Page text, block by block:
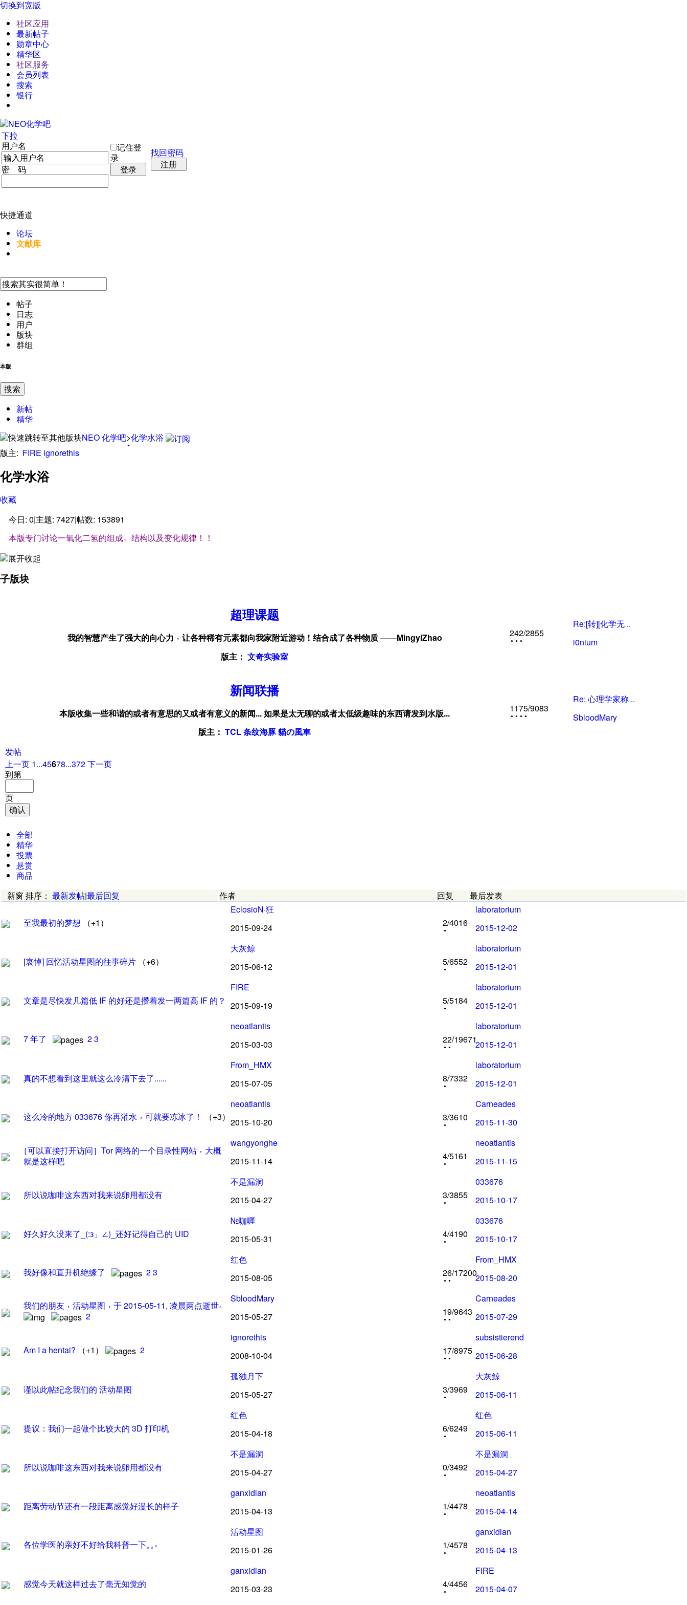
切换到宽版
社区应用
最新帖子
勋章中心
精华区
社区服务
会员列表
搜索
银行
下拉
用户名
密 码
记住登
录
登录
找回密码
注册
快捷通道
论坛
文献库
帖子
日志
用户
版块
群组
本版
搜索
新帖
精华
NEO化学吧>化学水浴
版主: FIRE ignorethis
化学水浴
收藏
今日: 0|主题: 7427|帖数: 153891
本版专门讨论一氧化二氢的组成
结构以及变化规律 ！ ！
子版块
超理课题
我的智慧产生了强大的向心力 ， 让各种稀有元素都向我家附近游动！ 结合成了各种物质——MingyiZhao
版主 ： 文奇实验室
242/2855
Re:[转][化学无 ..
i0nium
新闻联播
本版收集一些和谐的或者有意思的又或者有意义的新闻...如果是太无聊的或者太低级趣味的东西请发到水版...
版主 ： TCL条纹海豚貓の風車
1175/9083
Re: 心理学家称 ..
SbloodMary
发帖
上一页 1...45678...372下一页
到第
页
确认
全部
精华
投票
悬赏
商品
新窗 排序 ： 最新发帖|最后回复 作者 回复 最后发表
至我最初的梦想 （+1 ）
EclosioN·狂
2015-09-24
2/4016
laboratorium
2015-12-02
[哀悼] 回忆活动星图的往事碎片 （+6）
大灰鲸
2015-06-12
5/6552
laboratorium
2015-12-01
文章是尽快发几篇低 IF 的好还是攒着发一两篇高 IF 的 ？
FIRE
2015-09-19
5/5184
laboratorium
2015-12-01
7年了 23
neoatlantis
2015-03-03
22/19671
laboratorium
2015-12-01
真的不想看到这里就这么冷清下去了......
From_HMX
2015-07-05
8/7332
laboratorium
2015-12-01
这么冷的地方033676你再灌水 ， 可就要冻冰了 ！ （+3）
neoatlantis
2015-10-20
3/3610
Carneades
2015-11-30
［可以直接打开访问］ Tor 网络的一个目录性网站 ， 大概
就是这样吧
wangyonghe
2015-11-14
4/5161
neoatlantis
2015-11-15
所以说咖啡这东西对我来说卵用都没有
不是漏洞
2015-04-27
3/3855
033676
2015-10-17
好久好久没来了_(:з 」 ∠)_还好记得自己的 UID
№咖喱
2015-05-31
4/4190
033676
2015-10-17
我好像和直升机绝缘了 23
红色
2015-08-05
26/17200
From_HMX
2015-08-20
我们的朋友 ， 活动星图 ， 于2015-05-11, 凌晨两点逝世。
2
SbloodMary
2015-05-27
19/9643
Carneades
2015-07-29
Am I a hentai? （+1 ） 2
ignorethis
2008-10-04
17/8975
subsistierend
2015-06-28
谨以此帖纪念我们的 活动星图
孤独月下
2015-05-27
3/3969
大灰鲸
2015-06-11
提议 ： 我们一起做个比较大的 3D 打印机
红色
2015-04-18
6/6249
红色
2015-06-11
所以说咖啡这东西对我来说卵用都没有
不是漏洞
2015-04-27
0/3492
不是漏洞
2015-04-27
距离劳动节还有一段距离感觉好漫长的样子
ganxidian
2015-04-13
1/4478
neoatlantis
2015-04-14
各位学医的亲好不好给我科普一下。。。
活动星图
2015-01-26
1/4578
ganxidian
2015-04-13
感觉今天就这样过去了毫无知觉的
ganxidian
2015-03-23
4/4456
FIRE
2015-04-07